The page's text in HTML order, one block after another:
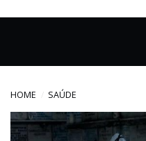
DESTAQUE
HOME SAÚDE